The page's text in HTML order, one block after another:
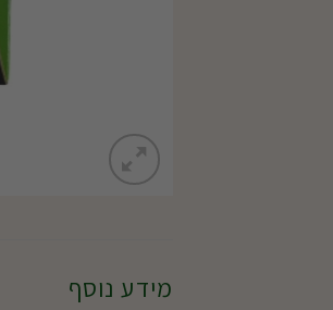
מידע נוסף